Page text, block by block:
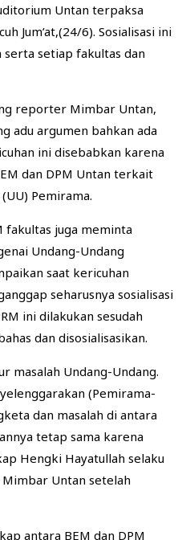
Untan terpaksa
Jum’at,(24/6). Sosialisasi ini
serta setiap fakultas dan
reporter Mimbar Untan,
adu argumen bahkan ada
ini disebabkan karena
dan DPM Untan terkait
Pemirama.
fakultas juga meminta
Undang-Undang
saat kericuhan
seharusnya sosialisasi
ini dilakukan sesudah
dan disosialisasikan.
masalah Undang-Undang.
(Pemirama-
dan masalah di antara
tetap sama karena
Hengki Hayatullah selaku
Untan setelah
antara BEM dan DPM